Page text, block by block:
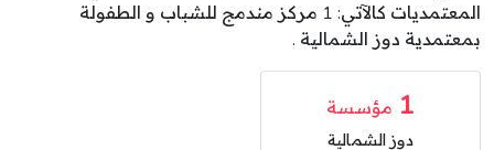
المعتمديات كالآتي: 1 مركز مندمج للشباب و الطفولة
بمعتمدية دوز الشمالية .
1 مؤسسة
دوز الشمالية